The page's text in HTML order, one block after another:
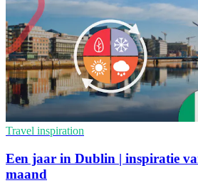
Travel inspiration
Een jaar in Dublin | inspiratie
maand